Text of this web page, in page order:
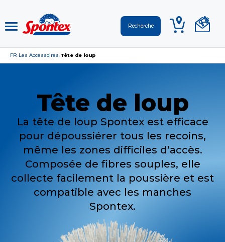
FR›Les Accessoires›Tête de loup
Tête de loup
La tête de loup Spontex est efficace
pour dépoussiérer tous les recoins,
même les zones difficiles d’accès.
Composée de fibres souples, elle
collecte facilement la poussière et est
compatible avec les manches
Spontex.